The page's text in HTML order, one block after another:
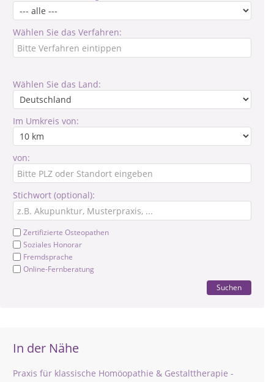
Wählen Sie das Verfahren:
Wählen Sie das Land:
Im Umkreis von:
von:
Stichwort (optional):
Zertifizierte Osteopathen
Soziales Honorar
Fremdsprache
Online-Fernberatung
Suchen
In der Nähe
Praxis für klassische Homöopathie & Gestalttherapie -